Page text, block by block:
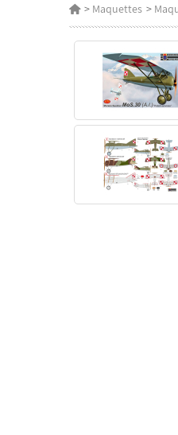
> Maquettes >